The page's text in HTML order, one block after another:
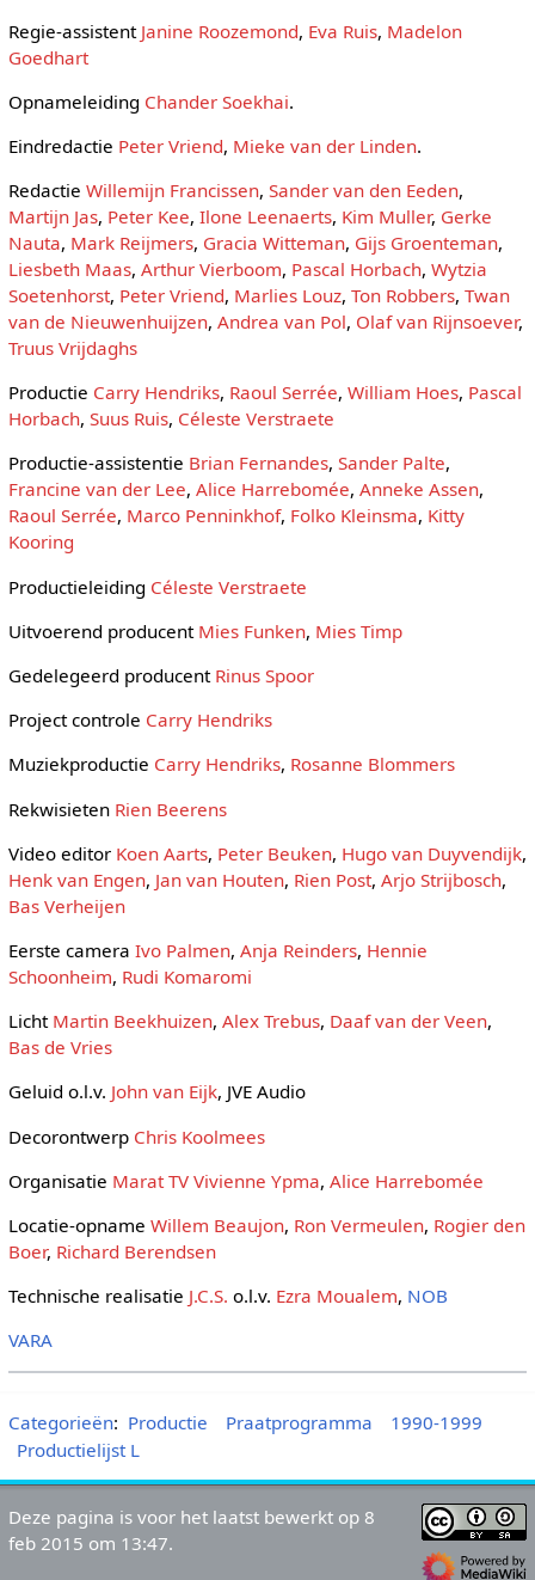
Regie-assistent Janine Roozemond, Eva Ruis, Madelon
Goedhart
Opnameleiding Chander Soekhai.
Eindredactie Peter Vriend, Mieke van der Linden.
Redactie Willemijn Francissen, Sander van den Eeden,
Martijn Jas, Peter Kee, Ilone Leenaerts, Kim Muller, Gerke
Nauta, Mark Reijmers, Gracia Witteman, Gijs Groenteman,
Liesbeth Maas, Arthur Vierboom, Pascal Horbach, Wytzia
Soetenhorst, Peter Vriend, Marlies Louz, Ton Robbers, Twan
van de Nieuwenhuijzen, Andrea van Pol, Olaf van Rijnsoever,
Truus Vrijdaghs
Productie Carry Hendriks, Raoul Serrée, William Hoes, Pascal
Horbach, Suus Ruis, Céleste Verstraete
Productie-assistentie Brian Fernandes, Sander Palte,
Francine van der Lee, Alice Harrebomée, Anneke Assen,
Raoul Serrée, Marco Penninkhof, Folko Kleinsma, Kitty
Kooring
Productieleiding Céleste Verstraete
Uitvoerend producent Mies Funken, Mies Timp
Gedelegeerd producent Rinus Spoor
Project controle Carry Hendriks
Muziekproductie Carry Hendriks, Rosanne Blommers
Rekwisieten Rien Beerens
Video editor Koen Aarts, Peter Beuken, Hugo van Duyvendijk,
Henk van Engen, Jan van Houten, Rien Post, Arjo Strijbosch,
Bas Verheijen
Eerste camera Ivo Palmen, Anja Reinders, Hennie
Schoonheim, Rudi Komaromi
Licht Martin Beekhuizen, Alex Trebus, Daaf van der Veen,
Bas de Vries
Geluid o.l.v. John van Eijk, JVE Audio
Decorontwerp Chris Koolmees
Organisatie Marat TV Vivienne Ypma, Alice Harrebomée
Locatie-opname Willem Beaujon, Ron Vermeulen, Rogier den
Boer, Richard Berendsen
Technische realisatie J.C.S. o.l.v. Ezra Moualem, NOB
VARA
Categorieën: Productie Praatprogramma
1990-1999
Productielijst L
Deze pagina is voor het laatst bewerkt op 8
feb 2015 om 13:47.